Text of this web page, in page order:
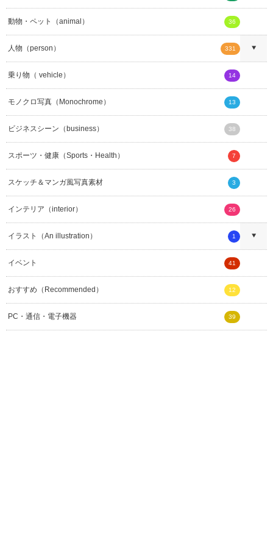
動物・ペット（animal） 36
人物（person） 331
乗り物（ vehicle） 14
モノクロ写真（Monochrome） 13
ビジネスシーン（business） 38
スポーツ・健康（Sports・Health） 7
スケッチ＆マンガ風写真素材 3
インテリア（interior） 26
イラスト（An illustration） 1
イベント 41
おすすめ（Recommended） 12
PC・通信・電子機器 39